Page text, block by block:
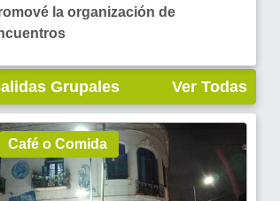
la organización de
Grupales Ver Todas
Café o Comida